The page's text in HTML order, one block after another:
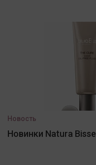
Новость
Новинки Natura Bisse